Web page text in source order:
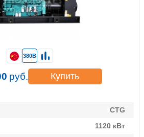
CTG
1120 кВт
380В
руб. Купить